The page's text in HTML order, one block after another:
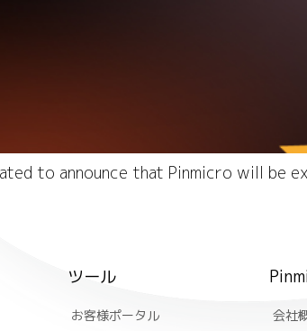
to announce that Pinmicro will be
ツール
お客様ポータル 会社